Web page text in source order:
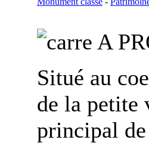
A
Situé au
de la petite
principal